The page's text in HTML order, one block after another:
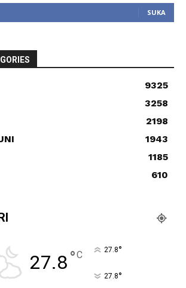
SUKA
9325
3258
2198
1943
1185
610
27.8°C 27.8°
27.8°